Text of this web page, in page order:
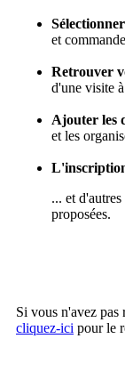
et
Retrouver
d'une visite
Ajouter les
et les
... et
proposées.
Si vous n'avez
cliquez-ici pour le